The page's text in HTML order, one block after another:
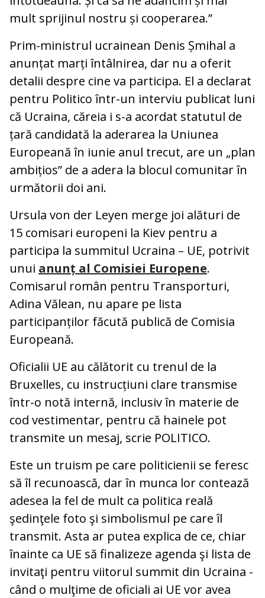
mult sprijinul nostru și cooperarea.”
Prim-ministrul ucrainean Denis Șmihal a
anunțat marți întâlnirea, dar nu a oferit
detalii despre cine va participa. El a declarat
pentru Politico într-un interviu publicat luni
că Ucraina, căreia i s-a acordat statutul de
țară candidată la aderarea la Uniunea
Europeană în iunie anul trecut, are un „plan
ambițios” de a adera la blocul comunitar în
următorii doi ani.
Ursula von der Leyen merge joi alături de
15 comisari europeni la Kiev pentru a
participa la summitul Ucraina – UE, potrivit
unui anunț al Comisiei Europene.
Comisarul român pentru Transporturi,
Adina Vălean, nu apare pe lista
participanților făcută publică de Comisia
Europeană.
Oficialii UE au călătorit cu trenul de la
Bruxelles, cu instrucțiuni clare transmise
într-o notă internă, inclusiv în materie de
cod vestimentar, pentru că hainele pot
transmite un mesaj, scrie POLITICO.
Este un truism pe care politicienii se feresc
să îl recunoască, dar în munca lor contează
adesea la fel de mult ca politica reală
şedinţele foto şi simbolismul pe care îl
transmit. Asta ar putea explica de ce, chiar
înainte ca UE să finalizeze agenda şi lista de
invitaţi pentru viitorul summit din Ucraina -
când o mulţime de oficiali ai UE vor avea